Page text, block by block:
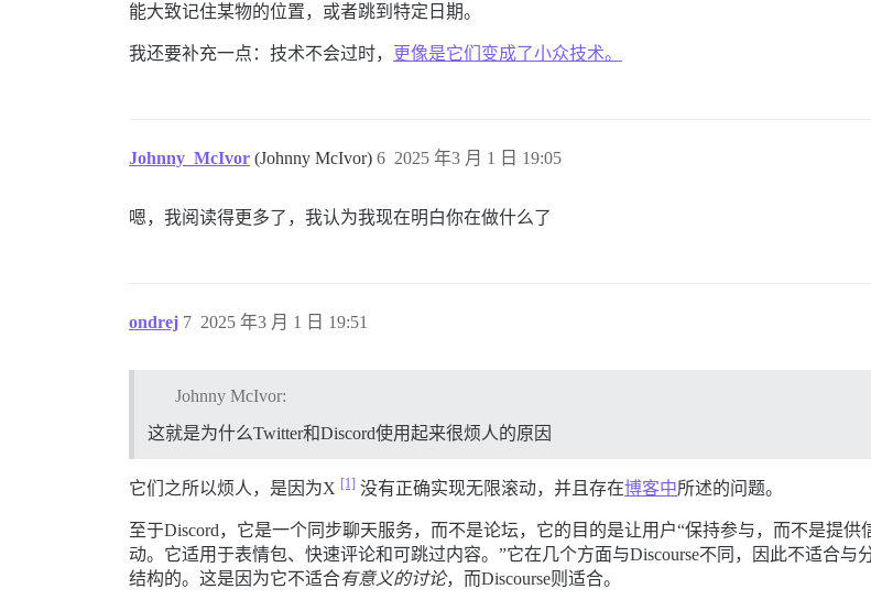
能大致记住某物的位置，或者跳到特定日期。
我还要补充一点：技术不会过时， 更像是它们变成了小众技术。
Johnny_McIvor (Johnny McIvor) 2025 年3 月 1 日 19:05
6
嗯，我阅读得更多了，我认为我现在明白你在做什么了
ondrej 2025 年3 月 1 日 19:51
7
Johnny McIvor:
这就是为什么Twitter和Discord使用起来很烦人的原因
它们之所以烦人，是因为X [1] 没有正确实现无限滚动，并且存在博客中所述的问题。
至于Discord，它是一个同步聊天服务，而不是论坛，它的目的是让用户“保持参与，而不是提
动。它适用于表情包、快速评论和可跳过内容。”它在几个方面与Discourse不同，因此不适合
结构的。这是因为它不适合有意义的讨论，而Discourse则适合。